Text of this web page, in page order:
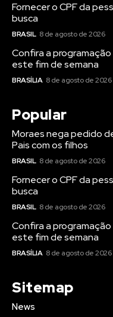
Fornecer o CPF da
busca
BRASIL 8 de agosto de 2026
Confira a
este fim de semana
BRASÍLIA 8 de agosto de 2026
Popular
Moraes nega pedido
Pais com os filhos
BRASIL 8 de agosto de 2026
Fornecer o CPF da
busca
BRASIL 8 de agosto de 2026
Confira a
este fim de semana
BRASÍLIA 8 de agosto de 2026
Sitemap
News